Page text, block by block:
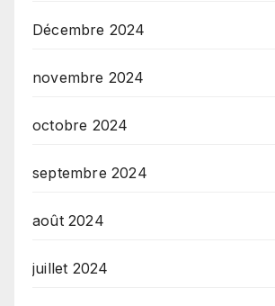
Décembre 2024
novembre 2024
octobre 2024
septembre 2024
août 2024
juillet 2024